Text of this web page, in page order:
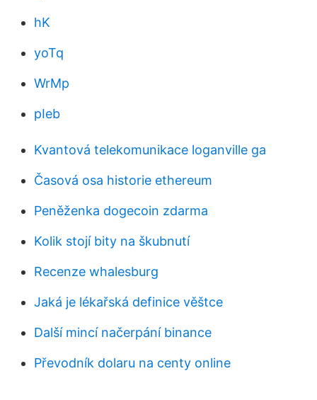
hK
yoTq
WrMp
pIeb
Kvantová telekomunikace loganville ga
Časová osa historie ethereum
Peněženka dogecoin zdarma
Kolik stojí bity na škubnutí
Recenze whalesburg
Jaká je lékařská definice věštce
Další mincí načerpání binance
Převodník dolaru na centy online